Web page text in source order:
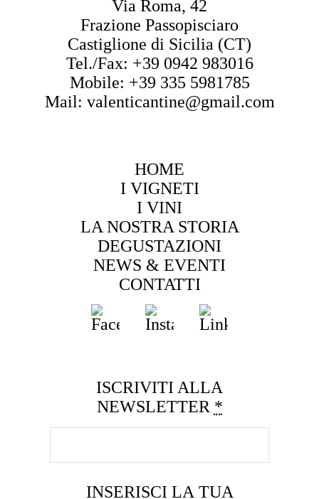
Via Roma, 42
Frazione Passopisciaro
Castiglione di Sicilia (CT)
Tel./Fax: +39 0942 983016
Mobile: +39 335 5981785
Mail: valenticantine@gmail.com
HOME
I VIGNETI
I VINI
LA NOSTRA STORIA
DEGUSTAZIONI
NEWS & EVENTI
CONTATTI
ISCRIVITI ALLA
NEWSLETTER *
INSERISCI LA TUA